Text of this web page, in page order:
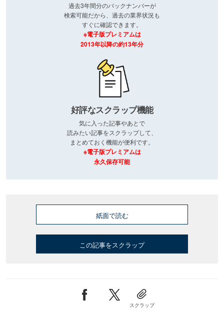
過去3年間分のバックナンバーが
検索可能だから、過去の業界状況も
すぐに確認できます。
※電子版プレミアムは
2013年以降の約13年分
好評なスクラップ機能
気に入った記事やあとで
読みたい記事をスクラップして、
まとめておく機能が便利です。
※電子版プレミアムは
永久保存可能
紙面で読む
この記事をスクラップ
スクラップ